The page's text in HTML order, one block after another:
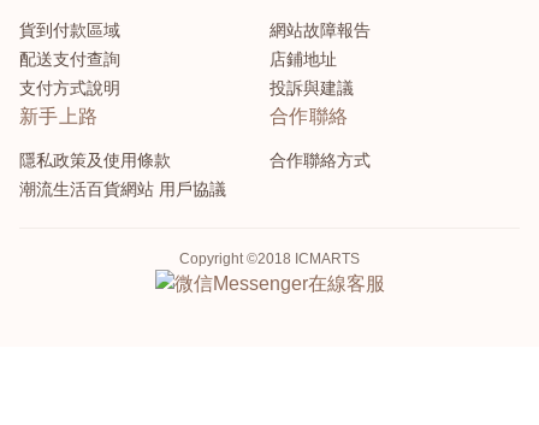
貨到付款區域
配送支付查詢
支付方式說明
網站故障報告
店鋪地址
投訴與建議
新手上路
隱私政策及使用條款
潮流生活百貨網站 用戶協議
合作聯絡
合作聯絡方式
Copyright ©2018 ICMARTS
Messenger在線客服